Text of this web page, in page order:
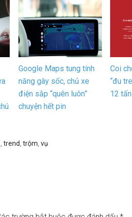
Google Maps tung tính
năng gây sốc, chủ xe
điện sắp “quên luôn”
chuyện hết pin
Coi
“đu
12
trend trộm vụ